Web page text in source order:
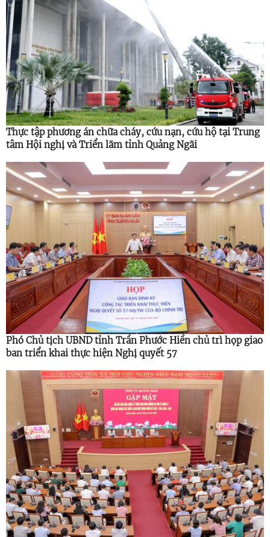
Thực tập phương án chữa cháy, cứu nạn, cứu hộ tại Trung
tâm Hội nghị và Triển lãm tỉnh Quảng Ngãi
Phó Chủ tịch UBND tỉnh Trần Phước Hiền chủ trì họp giao
ban triển khai thực hiện Nghị quyết 57